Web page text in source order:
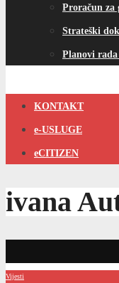
Proračun za
Strateški
Planovi rada
KONTAKT
e-USLUGE
eCITIZEN
ivana
Vijesti